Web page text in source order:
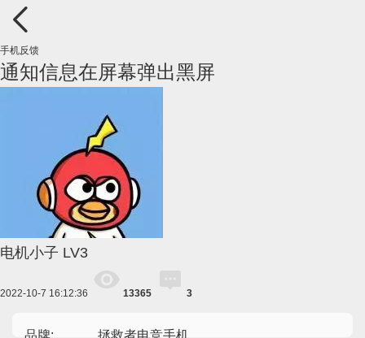
手机反馈
通知信息在屏幕弹出黑屏
电机小子 LV3
2022-10-7 16:12:36 13365 3
品牌:
拯救者电竞手机